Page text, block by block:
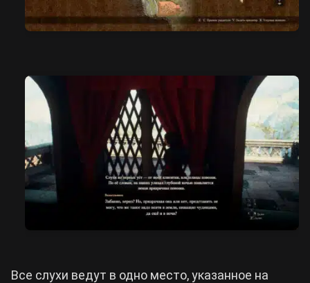
Все слухи ведут в одно место, указанное на